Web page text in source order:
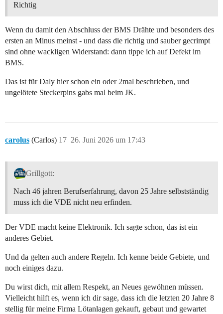
Richtig
Wenn du damit den Abschluss der BMS Drähte und besonders des
ersten an Minus meinst - und dass die richtig und sauber gecrimpt
sind ohne wackligen Widerstand: dann tippe ich auf Defekt im
BMS.
Das ist für Daly hier schon ein oder 2mal beschrieben, und
ungelötete Steckerpins gabs mal beim JK.
carolus (Carlos) 26. Juni 2026 um 17:43
17
Grillgott:
Nach 46 jahren Berufserfahrung, davon 25 Jahre selbstständig
muss ich die VDE nicht neu erfinden.
Der VDE macht keine Elektronik. Ich sagte schon, das ist ein
anderes Gebiet.
Und da gelten auch andere Regeln. Ich kenne beide Gebiete, und
noch einiges dazu.
Du wirst dich, mit allem Respekt, an Neues gewöhnen müssen.
Vielleicht hilft es, wenn ich dir sage, dass ich die letzten 20 Jahre 8
stellig für meine Firma Lötanlagen gekauft, gebaut und gewartet